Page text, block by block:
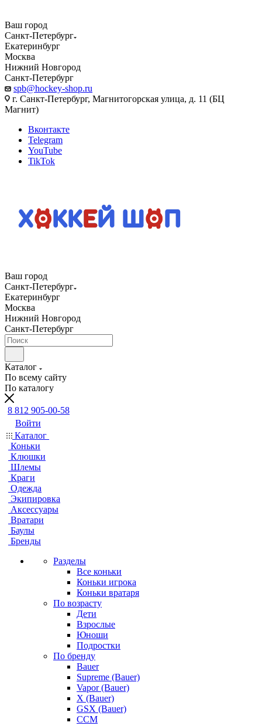
Ваш город
Санкт-Петербург
Екатеринбург
Москва
Нижний Новгород
Санкт-Петербург
spb@hockey-shop.ru
г. Санкт-Петербург, Магнитогорская улица, д. 11 (БЦ
Магнит)
Вконтакте
Telegram
YouTube
TikTok
Ваш город
Санкт-Петербург
Екатеринбург
Москва
Нижний Новгород
Санкт-Петербург
Каталог
По всему сайту
По каталогу
8 812 905-00-58
Войти
Каталог
Коньки
Клюшки
Шлемы
Краги
Одежда
Экипировка
Аксессуары
Вратари
Баулы
Бренды
Разделы
Все коньки
Коньки игрока
Коньки вратаря
По возрасту
Дети
Взрослые
Юноши
Подростки
По бренду
Bauer
Supreme (Bauer)
Vapor (Bauer)
X (Bauer)
GSX (Bauer)
CCM